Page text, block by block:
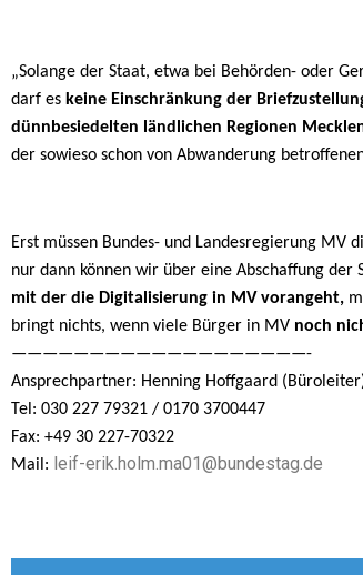
„Solange der Staat, etwa bei Behörden- oder
darf es keine Einschränkung der
dünnbesiedelten ländlichen Regionen
der sowieso schon von Abwanderung
Erst müssen Bundes- und Landesregierung MV
nur dann können wir über eine Abschaffung der
mit der die Digitalisierung in MV vorangeht,
bringt nichts, wenn viele Bürger in MV noch
———————————————————-
Ansprechpartner: Henning Hoffgaard
Tel: 030 227 79321 / 0170 3700447
Fax: +49 30 227-70322
Mail: leif-erik.holm.ma01@bundestag.de